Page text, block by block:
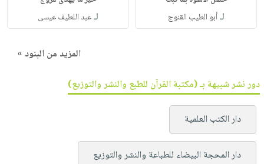
لـأبو الطيب القنوج لـعبد اللطيف عيسى
المزيد من البنود »
دور نشر شبيهة بـ (مكتبة القرآن للطبع والنشر والتوزيع)
دار الكتب العلمية
دار المحجة البيضاء للطباعة والنشر والتوزيع